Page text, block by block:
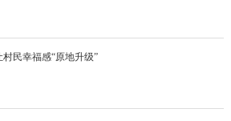
村民幸福感“原地升级”